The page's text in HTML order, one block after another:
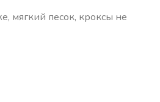
мягкий песок, кроксы не